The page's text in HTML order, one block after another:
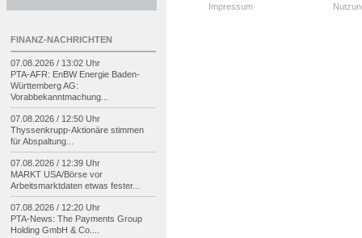
Impressum
FINANZ-NACHRICHTEN
07.08.2026 / 13:02 Uhr
PTA-AFR: EnBW Energie Baden-
Württemberg AG:
Vorabbekanntmachung...
07.08.2026 / 12:50 Uhr
Thyssenkrupp-Aktionäre stimmen
für Abspaltung...
07.08.2026 / 12:39 Uhr
MARKT USA/Börse vor
Arbeitsmarktdaten etwas fester...
07.08.2026 / 12:20 Uhr
PTA-News: The Payments Group
Holding GmbH & Co....